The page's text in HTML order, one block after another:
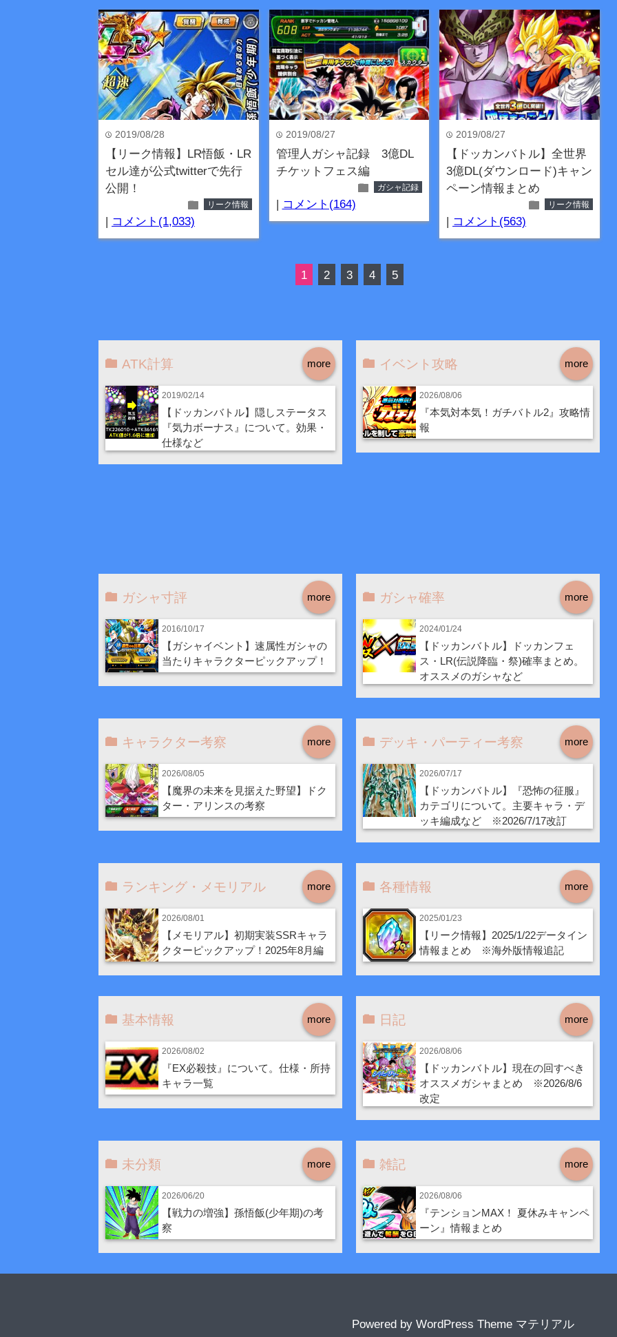
time 2019/08/28
【リーク情報】LR悟飯・LR
セル達が公式twitterで先行
公開！
folder リーク情報
| コメント(1,033)
time 2019/08/27
管理人ガシャ記録 3億DL
チケットフェス編
folder ガシャ記録
| コメント(164)
time 2019/08/27
【ドッカンバトル】全世界
3億DL(ダウンロード)キャン
ペーン情報まとめ
folder リーク情報
| コメント(563)
1 2 3 4 5
more
ATK計算
2019/02/14
【ドッカンバトル】隠しステータス
『気力ボーナス』について。効果・
仕様など
more
イベント攻略
2026/08/06
『本気対本気！ガチバトル2』攻略情
報
more
ガシャ寸評
2016/10/17
【ガシャイベント】速属性ガシャの
当たりキャラクターピックアップ！
more
ガシャ確率
2024/01/24
【ドッカンバトル】ドッカンフェ
ス・LR(伝説降臨・祭)確率まとめ。
オススメのガシャなど
more
キャラクター考察
2026/08/05
【魔界の未来を見据えた野望】ドク
ター・アリンスの考察
more
デッキ・パーティー考察
2026/07/17
【ドッカンバトル】『恐怖の征服』
カテゴリについて。主要キャラ・デ
ッキ編成など ※2026/7/17改訂
more
ランキング・メモリアル
2026/08/01
【メモリアル】初期実装SSRキャラ
クターピックアップ！2025年8月編
more
各種情報
2025/01/23
【リーク情報】2025/1/22データイン
情報まとめ ※海外版情報追記
more
基本情報
2026/08/02
『EX必殺技』について。仕様・所持
キャラ一覧
more
日記
2026/08/06
【ドッカンバトル】現在の回すべき
オススメガシャまとめ ※2026/8/6
改定
more
未分類
2026/06/20
【戦力の増強】孫悟飯(少年期)の考
察
more
雑記
2026/08/06
『テンションMAX！ 夏休みキャンペ
ーン』情報まとめ
Powered by WordPress Theme マテリアル